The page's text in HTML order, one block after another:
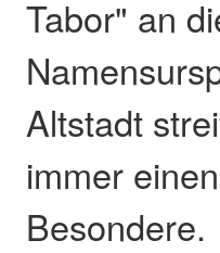
Tabor" an
Altstadt
immer
Besondere.